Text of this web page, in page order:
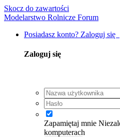
Skocz do zawartości
Modelarstwo Rolnicze Forum
Posiadasz konto? Zaloguj się
Zaloguj się
Zapamiętaj mnie
komputerach